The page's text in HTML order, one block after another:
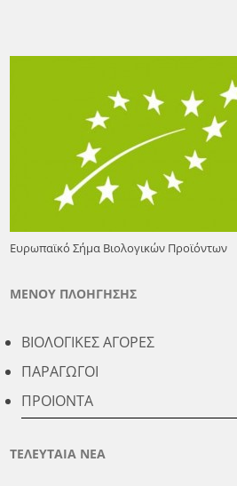
Ευρωπαϊκό Σήμα Βιολογικών Προϊόντων
ΜΕΝΟΥ ΠΛΟΗΓΗΣΗΣ
ΒΙΟΛΟΓΙΚΕΣ ΑΓΟΡΕΣ
ΠΑΡΑΓΩΓΟΙ
ΠΡΟΙΟΝΤΑ
ΤΕΛΕΥΤΑΙΑ ΝΕΑ